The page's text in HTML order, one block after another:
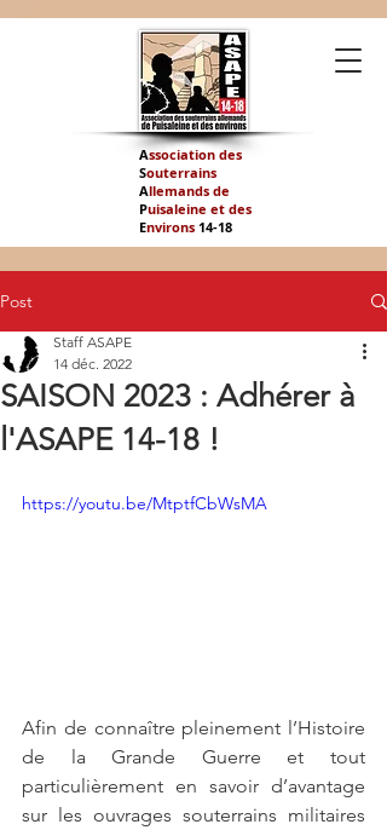
Association des
Souterrains
Allemands de
Puisaleine et des
Environs 14-18
Post
SAISON 2023 : Adhérer à
l'ASAPE 14-18 !
Staff ASAPE
14 déc. 2022
https://youtu.be/MtptfCbWsMA
Afin de connaître pleinement l’Histoire
de la Grande Guerre et tout
particulièrement en savoir d’avantage
sur les ouvrages souterrains militaires